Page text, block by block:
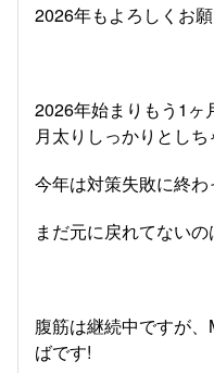
2026年もよろしくお願
2026年始まりもう1ヶ
月太りしっかりとし
今年は対策失敗に終わ
まだ元に戻れてない
腹筋は継続中ですが
ばです!